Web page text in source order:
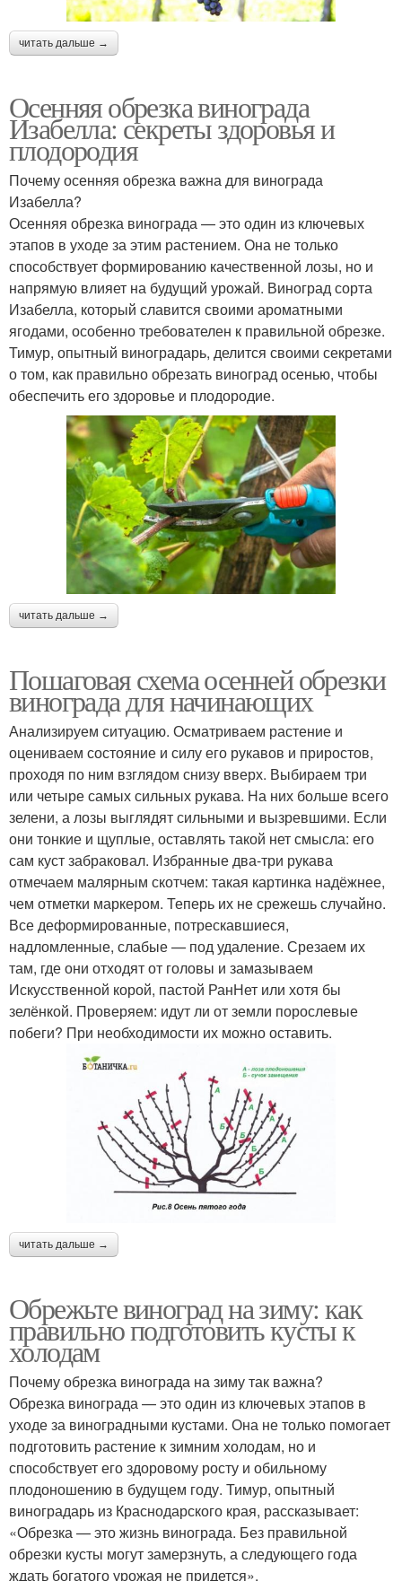
читать дальше →
Осенняя обрезка винограда
Изабелла: секреты здоровья и
плодородия
Почему осенняя обрезка важна для винограда
Изабелла?
Осенняя обрезка винограда — это один из ключевых
этапов в уходе за этим растением. Она не только
способствует формированию качественной лозы, но и
напрямую влияет на будущий урожай. Виноград сорта
Изабелла, который славится своими ароматными
ягодами, особенно требователен к правильной обрезке.
Тимур, опытный виноградарь, делится своими секретами
о том, как правильно обрезать виноград осенью, чтобы
обеспечить его здоровье и плодородие.
читать дальше →
Пошаговая схема осенней обрезки
винограда для начинающих
Анализируем ситуацию. Осматриваем растение и
оцениваем состояние и силу его рукавов и приростов,
проходя по ним взглядом снизу вверх. Выбираем три
или четыре самых сильных рукава. На них больше всего
зелени, а лозы выглядят сильными и вызревшими. Если
они тонкие и щуплые, оставлять такой нет смысла: его
сам куст забраковал. Избранные два-три рукава
отмечаем малярным скотчем: такая картинка надёжнее,
чем отметки маркером. Теперь их не срежешь случайно.
Все деформированные, потрескавшиеся,
надломленные, слабые — под удаление. Срезаем их
там, где они отходят от головы и замазываем
Искусственной корой, пастой РанНет или хотя бы
зелёнкой. Проверяем: идут ли от земли порослевые
побеги? При необходимости их можно оставить.
читать дальше →
Обрежьте виноград на зиму: как
правильно подготовить кусты к
холодам
Почему обрезка винограда на зиму так важна?
Обрезка винограда — это один из ключевых этапов в
уходе за виноградными кустами. Она не только помогает
подготовить растение к зимним холодам, но и
способствует его здоровому росту и обильному
плодоношению в будущем году. Тимур, опытный
виноградарь из Краснодарского края, рассказывает:
«Обрезка — это жизнь винограда. Без правильной
обрезки кусты могут замерзнуть, а следующего года
ждать богатого урожая не придется».